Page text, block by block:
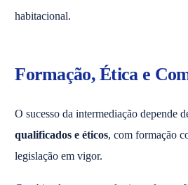
habitacional.
Formação, Ética e
O sucesso da intermediação depende
qualificados e éticos, com formação
legislação em vigor.